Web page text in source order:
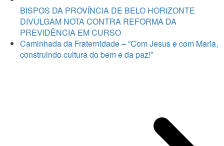
BISPOS DA PROVÍNCIA DE BELO HORIZONTE
DIVULGAM NOTA CONTRA REFORMA DA
PREVIDÊNCIA EM CURSO
Caminhada da Fraternidade – “Com Jesus e com Maria,
construindo cultura do bem e da paz!”